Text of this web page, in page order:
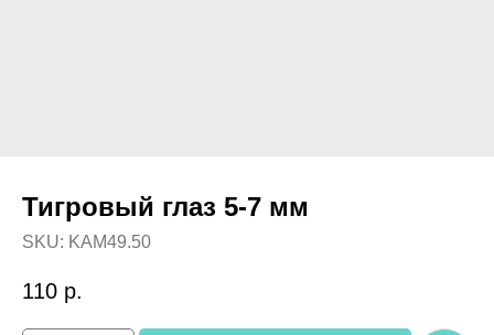
Тигровый глаз 5-7 мм
SKU: KAM49.50
110 р.